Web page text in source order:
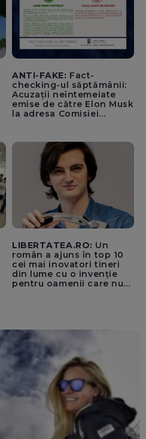
ANTI-FAKE: Fact-
checking-ul săptămânii:
Acuzații neîntemeiate
emise de către Elon Musk
la adresa Comisiei
pentru instaurarea
„cenzurii” pe platforma X
LIBERTATEA.RO: Un
român a ajuns în top 10
cei mai inovatori tineri
din lume cu o invenție
pentru oamenii care nu